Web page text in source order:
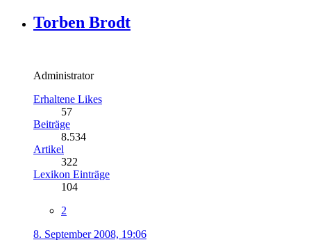
Torben Brodt
Administrator
Erhaltene Likes
57
Beiträge
8.534
Artikel
322
Lexikon Einträge
104
2
8. September 2008, 19:06